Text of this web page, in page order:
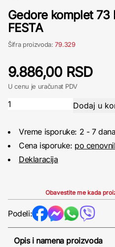
Gedore komplet 73
FESTA
Šifra proizvoda:79.329
9.886,00 RSD
U cenu je uračunat PDV
Vreme isporuke: 2 - 7 dana
Cena isporuke: po
Deklaracija
Obavestite me kada
Podeli:
Opis i namena proizvoda